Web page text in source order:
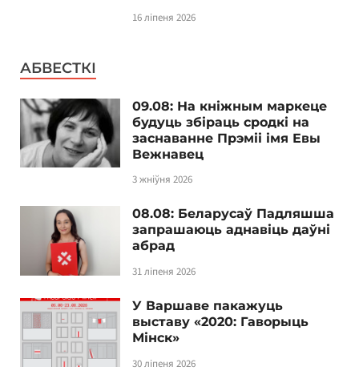
16 ліпеня 2026
АБВЕСТКІ
09.08: На кніжным маркеце
будуць збіраць сродкі на
заснаванне Прэміі імя Евы
Вежнавец
3 жніўня 2026
08.08: Беларусаў Падляшша
запрашаюць аднавіць даўні
абрад
31 ліпеня 2026
У Варшаве пакажуць
выставу «2020: Гаворыць
Мінск»
30 ліпеня 2026